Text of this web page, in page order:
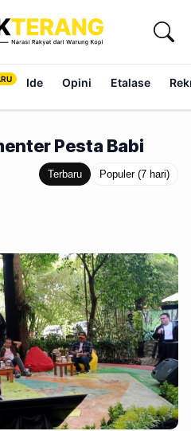
Ide Opini Etalase
Pesta Babi
Terbaru Populer (7 hari)